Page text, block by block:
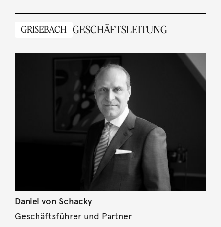
GRISEBACH GESCHÄFTSLEITUNG
Daniel von Schacky
Geschäftsführer und Partner